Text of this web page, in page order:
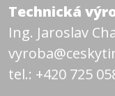
Technická
Ing. Jaroslav
tel.: +420 725